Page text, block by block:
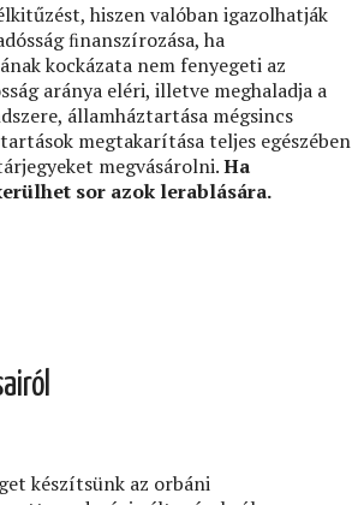
hiszen valóban igazolhatják
ﬁnanszírozása, ha
kockázata nem fenyegeti az
aránya eléri, illetve meghaladja a
államháztartása mégsincs
megtakarítása teljes egészében
megvásárolni.Ha
sor azok lerablására.
készítsünk az orbáni